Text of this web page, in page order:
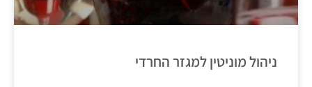
ניהול מוניטין למגזר החרדי